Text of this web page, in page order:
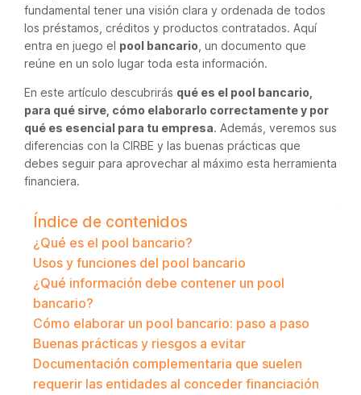
fundamental tener una visión clara y ordenada de todos
los préstamos, créditos y productos contratados. Aquí
entra en juego el pool bancario , un documento que
reúne en un solo lugar toda esta información.
En este artículo descubrirás qué es el pool bancario,
para qué sirve, cómo elaborarlo correctamente y por
qué es esencial para tu empresa. Además, veremos sus
diferencias con la CIRBE y las buenas prácticas que
debes seguir para aprovechar al máximo esta herramienta
financiera.
Índice de contenidos
¿Qué es el pool bancario?
Usos y funciones del pool bancario
¿Qué información debe contener un pool
bancario?
Cómo elaborar un pool bancario: paso a paso
Buenas prácticas y riesgos a evitar
Documentación complementaria que suelen
requerir las entidades al conceder financiación